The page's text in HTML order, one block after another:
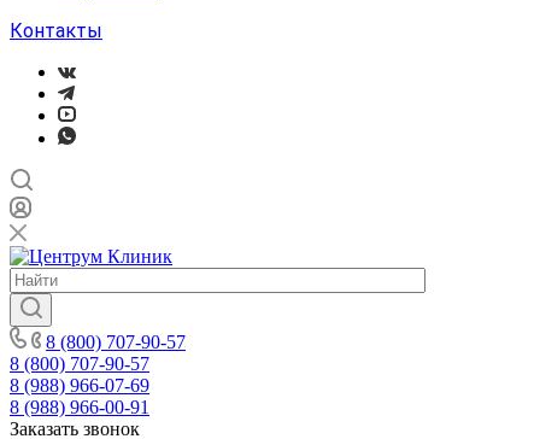
Контакты
8 (800) 707-90-57
8 (800) 707-90-57
8 (988) 966-07-69
8 (988) 966-00-91
Заказать звонок